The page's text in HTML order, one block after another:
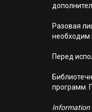
Разовая
необходим
Перед
программ.
Information